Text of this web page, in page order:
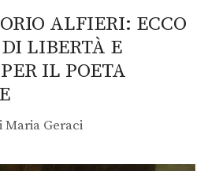
ALFIERI: ECCO
LIBERTÀ E
IL POETA
Maria Geraci